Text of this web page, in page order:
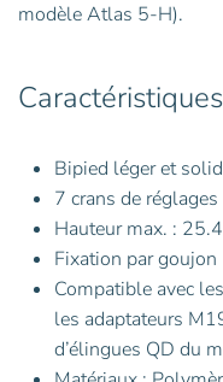
modèle Atlas 5-H).
Caractéristiques
Bipied léger et
7 crans de réglages
Hauteur max. :
Fixation par goujon
Compatible avec
les adaptateurs
d’élingues QD du